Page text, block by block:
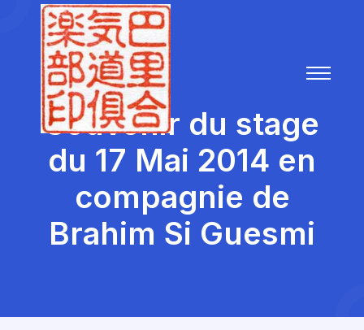
Souvenir du stage
du 17 Mai 2014 en
compagnie de
Brahim Si Guesmi